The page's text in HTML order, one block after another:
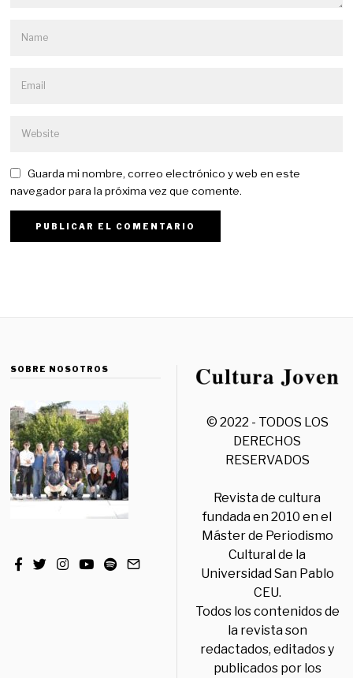
Guarda mi nombre, correo electrónico y web en este
navegador para la próxima vez que comente.
SOBRE NOSOTROS
© 2022 - TODOS LOS
DERECHOS
RESERVADOS
Revista de cultura
fundada en 2010 en el
Máster de Periodismo
Cultural de la
Universidad San Pablo
CEU.
Todos los contenidos de
la revista son
redactados, editados y
publicados por los